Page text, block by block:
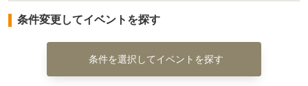
条件変更してイベントを探す
条件を選択してイベントを探す